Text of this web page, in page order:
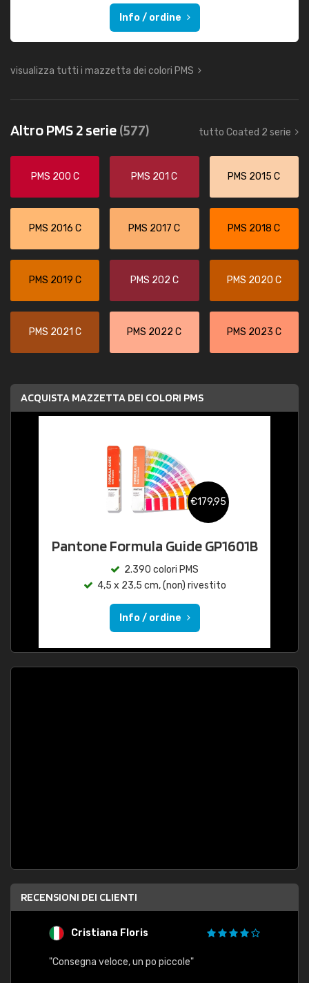
Info / ordine
visualizza tutti i mazzetta dei colori PMS
Altro PMS 2 serie(577) tutto Coated 2 serie
PMS 200 C PMS 201 C PMS 2015 C
PMS 2016 C PMS 2017 C PMS 2018 C
PMS 2019 C PMS 202 C PMS 2020 C
PMS 2021 C PMS 2022 C PMS 2023 C
ACQUISTA MAZZETTA DEI COLORI PMS
€179,95
Pantone Formula Guide GP1601B
2.390 colori PMS
4,5 x 23,5 cm, (non) rivestito
Info / ordine
RECENSIONI DEI CLIENTI
Cristiana Floris
"Consegna veloce, un po piccole"